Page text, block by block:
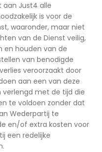
Just4 alle
is voor de
waaronder, maar niet
van de Dienst veilig,
en houden van de
van benodigde
veroorzaakt door
aan een van deze
verlengd met de tijd die
te voldoen zonder dat
Wederpartij te
en/of extra kosten voor
een redelijke